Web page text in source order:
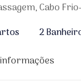
Cabo
2